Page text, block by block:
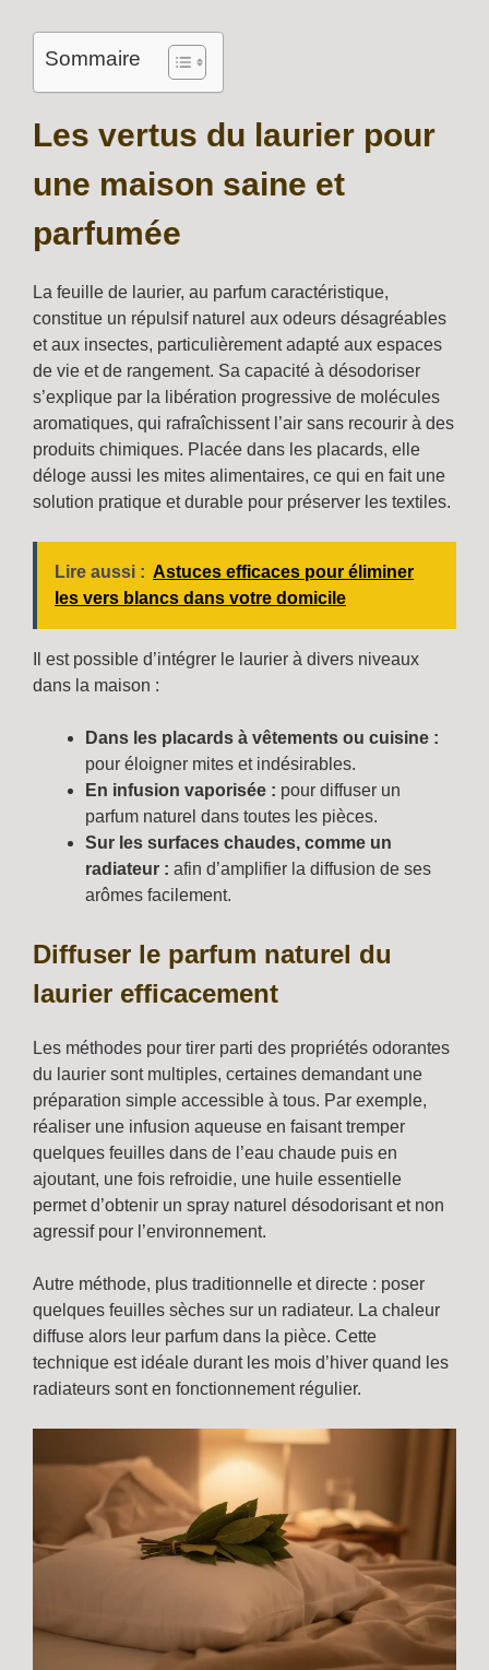
Sommaire
Les vertus du laurier pour
une maison saine et
parfumée
La feuille de laurier, au parfum caractéristique,
constitue un répulsif naturel aux odeurs désagréables
et aux insectes, particulièrement adapté aux espaces
de vie et de rangement. Sa capacité à désodoriser
s’explique par la libération progressive de molécules
aromatiques, qui rafraîchissent l’air sans recourir à des
produits chimiques. Placée dans les placards, elle
déloge aussi les mites alimentaires, ce qui en fait une
solution pratique et durable pour préserver les textiles.
Lire aussi : Astuces efficaces pour éliminer
les vers blancs dans votre domicile
Il est possible d’intégrer le laurier à divers niveaux
dans la maison :
Dans les placards à vêtements ou cuisine :
pour éloigner mites et indésirables.
En infusion vaporisée : pour diffuser un
parfum naturel dans toutes les pièces.
Sur les surfaces chaudes, comme un
radiateur : afin d’amplifier la diffusion de ses
arômes facilement.
Diffuser le parfum naturel du
laurier efficacement
Les méthodes pour tirer parti des propriétés odorantes
du laurier sont multiples, certaines demandant une
préparation simple accessible à tous. Par exemple,
réaliser une infusion aqueuse en faisant tremper
quelques feuilles dans de l’eau chaude puis en
ajoutant, une fois refroidie, une huile essentielle
permet d’obtenir un spray naturel désodorisant et non
agressif pour l’environnement.
Autre méthode, plus traditionnelle et directe : poser
quelques feuilles sèches sur un radiateur. La chaleur
diffuse alors leur parfum dans la pièce. Cette
technique est idéale durant les mois d’hiver quand les
radiateurs sont en fonctionnement régulier.